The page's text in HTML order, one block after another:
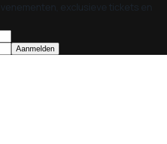
exclusieve tickets en